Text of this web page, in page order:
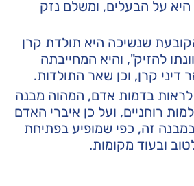
על הבעלים, ומשלם נזק
שנשיכה היא תולדת קרן
להזיק", והיא המחייבתה
דיני קרן, וכן שאר התולדות.
לראות בדמות אדם, המהוה מבנה
רוחניים, ועל כן איברי האדם
זה, כפי שמופיע בפתיחת
ובעוד מקומות.